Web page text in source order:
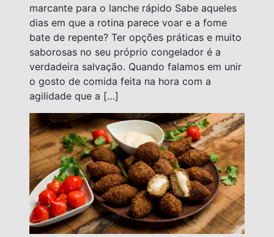
marcante para o lanche rápido Sabe aqueles
dias em que a rotina parece voar e a fome
bate de repente? Ter opções práticas e muito
saborosas no seu próprio congelador é a
verdadeira salvação. Quando falamos em unir
o gosto de comida feita na hora com a
agilidade que a […]